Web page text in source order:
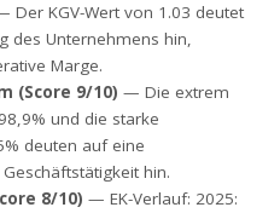
Der KGV-Wert von 1.03 deutet
des Unternehmens hin,
Marge.
(Score 9/10) — Die extrem
und die starke
deuten auf eine
hin.
8/10) — EK-Verlauf: 2025: